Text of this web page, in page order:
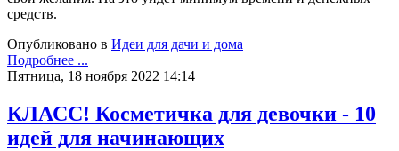
средств.
Опубликовано в Идеи для дачи и дома
Подробнее ...
Пятница, 18 ноября 2022 14:14
КЛАСС! Косметичка для девочки - 10
идей для начинающих